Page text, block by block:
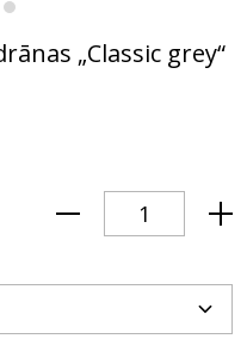
„Classic grey“